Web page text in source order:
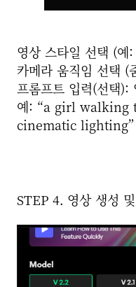
영상 스타일 선택 (
카메라 움직임 선택 (
프롬프트 입력(선택):
예: “a girl walking
cinematic lighting”
STEP 4. 영상 생성